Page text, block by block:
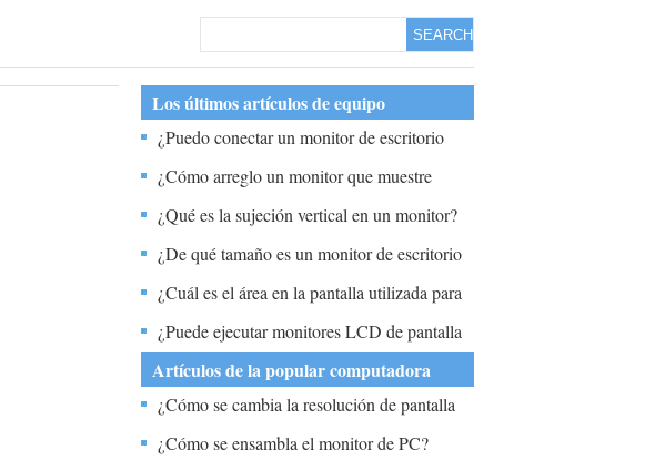
SEARCH
Los últimos artículos de equipo
¿Puedo conectar un monitor de escritorio
Sony a la computadora portátil Gateway?
¿Cómo arreglo un monitor que muestre
cualquier cosa en la pantalla?
¿Qué es la sujeción vertical en un monitor?
¿De qué tamaño es un monitor de escritorio
por pulgada?
¿Cuál es el área en la pantalla utilizada para
mostrar el contenido de un programa de
disco o ejecución de archivos?
¿Puede ejecutar monitores LCD de pantalla
panorámica y sin pantalla de la tarjeta gráfica
que admite 2 monitores?
Artículos de la popular computadora
¿Cómo se cambia la resolución de pantalla
Win 7 a predeterminado a ciegas sin
¿Cómo se ensambla el monitor de PC?